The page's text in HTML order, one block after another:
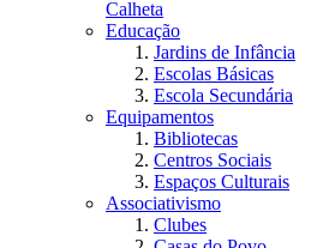
Calheta
Educação
Jardins de Infância
Escolas Básicas
Escola Secundária
Equipamentos
Bibliotecas
Centros Sociais
Espaços Culturais
Associativismo
Clubes